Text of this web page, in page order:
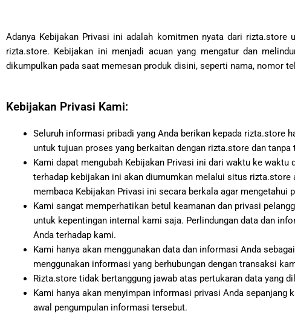
content
Adanya Kebijakan Privasi ini adalah komitmen nyata dari
rizta.store. Kebijakan ini menjadi acuan yang mengatur dan
dikumpulkan pada saat memesan produk disini, seperti nama, nomor
Kebijakan Privasi Kami:
Seluruh informasi pribadi yang Anda berikan kepada rizta.store
untuk tujuan proses yang berkaitan dengan rizta.store dan tanpa
Kami dapat mengubah Kebijakan Privasi ini dari waktu ke waktu
terhadap kebijakan ini akan diumumkan melalui situs
membaca Kebijakan Privasi ini secara berkala agar mengetahui
Kami sangat memperhatikan betul keamanan dan privasi
untuk kepentingan internal kami saja. Perlindungan data dan
Anda terhadap kami.
Kami hanya akan menggunakan data dan informasi Anda
menggunakan informasi yang berhubungan dengan transaksi
Rizta.store tidak bertanggung jawab atas pertukaran data yang
Kami hanya akan menyimpan informasi privasi Anda
awal pengumpulan informasi tersebut.